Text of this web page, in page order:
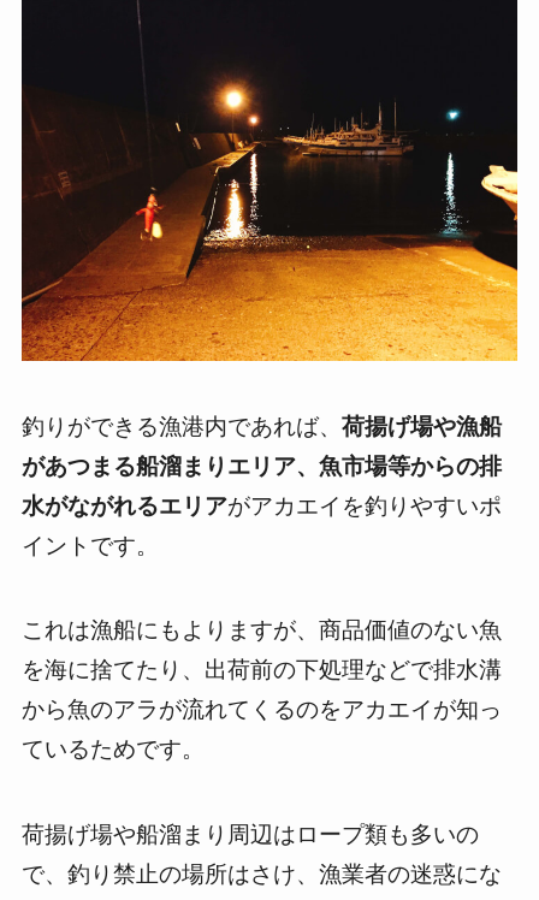
釣りができる漁港内であれば、 荷揚げ場や漁船
があつまる船溜まりエリア、魚市場等からの排
水がながれるエリアがアカエイを釣りやすいポ
イントです。
これは漁船にもよりますが、商品価値のない魚
を海に捨てたり、出荷前の下処理などで排水溝
から魚のアラが流れてくるのをアカエイが知っ
ているためです。
荷揚げ場や船溜まり周辺はロープ類も多いの
で、釣り禁止の場所はさけ、漁業者の迷惑にな